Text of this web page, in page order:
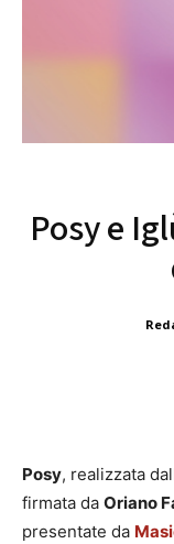
Posy e
Posy, realizzata
firmata da Oriano
presentate da